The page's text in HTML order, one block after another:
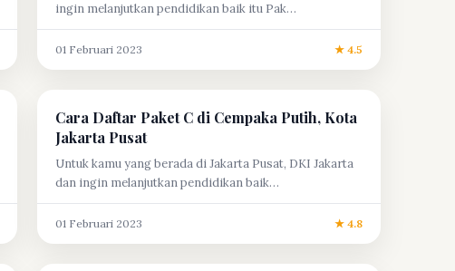
ingin melanjutkan pendidikan baik itu Pak…
01 Februari 2023 ★ 4.5
Cara Daftar Paket C di Cempaka Putih, Kota
Jakarta Pusat
Untuk kamu yang berada di Jakarta Pusat, DKI Jakarta
dan ingin melanjutkan pendidikan baik…
01 Februari 2023 ★ 4.8